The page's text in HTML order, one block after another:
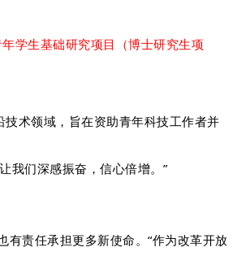
学生基础研究项目（博士研究生项
术领域，旨在资助青年科技工作者并
我们深感振奋，信心倍增。”
责任承担更多新使命。“作为改革开放